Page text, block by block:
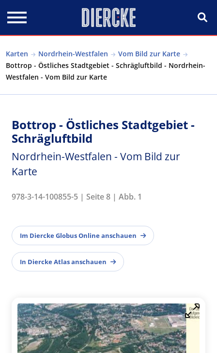
Karten Nordrhein-Westfalen
Vom Bild zur Karte
Bottrop - Östliches Stadtgebiet - Schrägluftbild - Nordrhein-
Westfalen - Vom Bild zur Karte
Bottrop - Östliches Stadtgebiet -
Schrägluftbild
Nordrhein-Westfalen - Vom Bild zur
Karte
978-3-14-100855-5 | Seite 8 | Abb. 1
Im Diercke Globus Online anschauen
In Diercke Atlas anschauen